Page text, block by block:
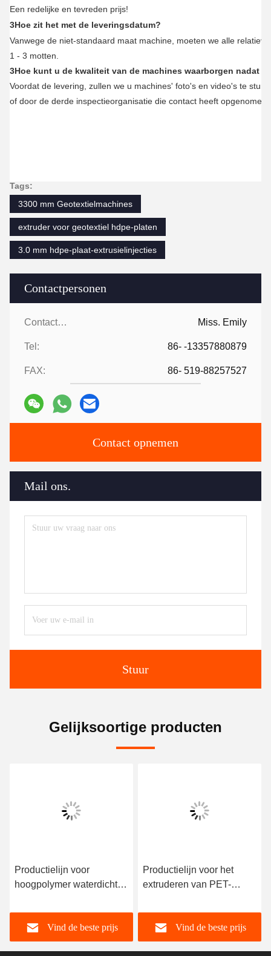
Contactpersonen
Contactpersonen: Miss. Emily
Tel: 86- -13357880879
FAX: 86- 519-88257527
Contact opnemen
Mail ons.
Stuur
Een redelijke en tevreden prijs!
3Hoe zit het met de leveringsdatum?
Vanwege de niet-standaard maat machine, moeten we alle
1 - 3 motten.
3Hoe kunt u de kwaliteit van de machines waarborgen nadat
Voordat de levering, zullen we u machines' foto's en video's te
of door de derde inspectieorganisatie die contact heeft opgenomen
Tags:
3300 mm Geotextielmachines
extruder voor geotextiel hdpe-platen
3.0 mm hdpe-plaat-extrusielinjecties
Gelijksoortige producten
Productielijn voor
hoogpolymer waterdichte
zelfklevend/anti-klevend
materiaal)Vind de beste prijs
Productielijn voor het
extruderen van PET-
Vind de beste prijs